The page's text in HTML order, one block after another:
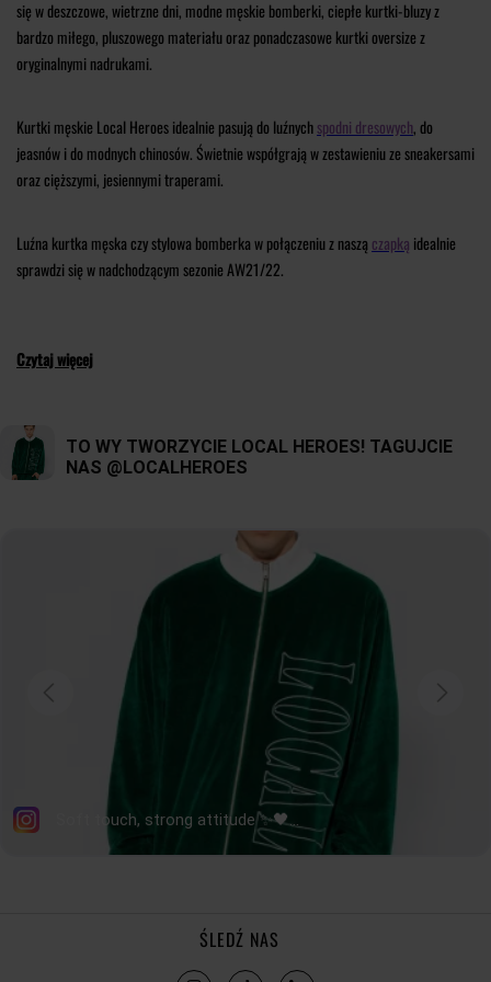
się w deszczowe, wietrzne dni, modne męskie bomberki, ciepłe kurtki-bluzy z
bardzo miłego, pluszowego materiału oraz ponadczasowe kurtki oversize z
oryginalnymi nadrukami.
Kurtki męskie Local Heroes idealnie pasują do luźnychspodni dresowych, do
jeasnów i do modnych chinosów. Świetnie współgrają w zestawieniu ze sneakersami
oraz cięższymi, jesiennymi traperami.
Luźna kurtka męska czy stylowa bomberka w połączeniu z naszą czapką idealnie
sprawdzi się w nadchodzącym sezonie AW21/22.
Czytaj więcej
ŚLEDŹ NAS